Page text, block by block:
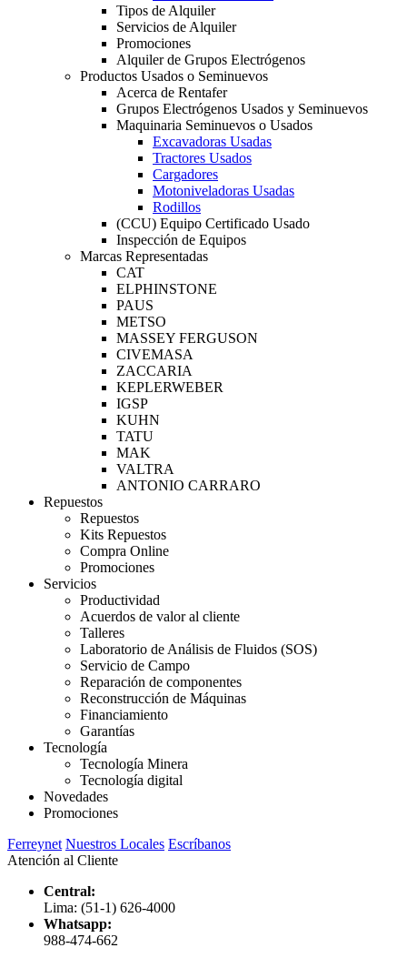
Tipos de Alquiler
Servicios de Alquiler
Promociones
Alquiler de Grupos Electrógenos
Productos Usados o Seminuevos
Acerca de Rentafer
Grupos Electrógenos Usados y Seminuevos
Maquinaria Seminuevos o Usados
Excavadoras Usadas
Tractores Usados
Cargadores
Motoniveladoras Usadas
Rodillos
(CCU) Equipo Certificado Usado
Inspección de Equipos
Marcas Representadas
CAT
ELPHINSTONE
PAUS
METSO
MASSEY FERGUSON
CIVEMASA
ZACCARIA
KEPLERWEBER
IGSP
KUHN
TATU
MAK
VALTRA
ANTONIO CARRARO
Repuestos
Repuestos
Kits Repuestos
Compra Online
Promociones
Servicios
Productividad
Acuerdos de valor al cliente
Talleres
Laboratorio de Análisis de Fluidos (SOS)
Servicio de Campo
Reparación de componentes
Reconstrucción de Máquinas
Financiamiento
Garantías
Tecnología
Tecnología Minera
Tecnología digital
Novedades
Promociones
Ferreynet Nuestros Locales Escríbanos
Atención al Cliente
Central:
Lima: (51-1) 626-4000
Whatsapp:
988-474-662